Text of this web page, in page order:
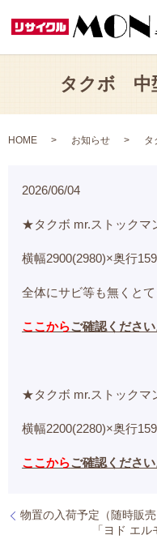
タクボ
HOME お知らせ
2026/06/04
★タクボ mr.ストックマ
横幅2900(2980)×奥行
全体にサビ等も無くとて
ここからご確認ください
★タクボ mr.ストックマ
横幅2200(2280)×奥行
ここからご確認ください
物置の入荷予定（随時販売
「ヨド エ